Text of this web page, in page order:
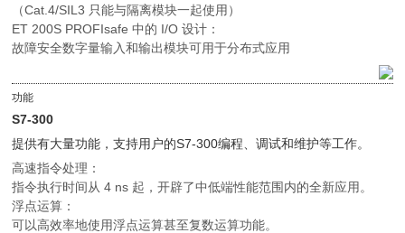
（Cat.4/SIL3 只能与隔离模块一起使用）
ET 200S PROFIsafe 中的 I/O 设计：
故障安全数字量输入和输出模块可用于分布式应用
功能
S7-300
提供有大量功能，支持用户的S7-300编程、调试和维护等工作。
高速指令处理：
指令执行时间从 4 ns 起，开辟了中低端性能范围内的全新应用。
浮点运算：
可以高效率地使用浮点运算甚至复数运算功能。